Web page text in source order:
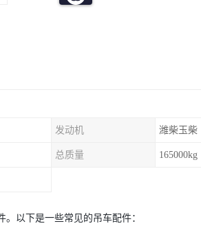
发动机 潍柴玉柴
总质量 165000kg
以下是一些常见的吊车配件：